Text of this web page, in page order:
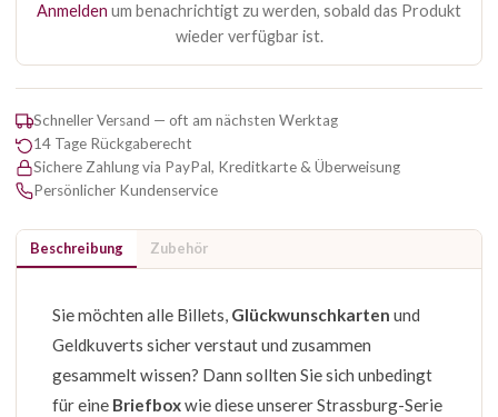
Anmelden um benachrichtigt zu werden, sobald das Produkt
wieder verfügbar ist.
Schneller Versand — oft am nächsten Werktag
14 Tage Rückgaberecht
Sichere Zahlung via PayPal, Kreditkarte & Überweisung
Persönlicher Kundenservice
Beschreibung Zubehör
Sie möchten alle Billets, Glückwunschkarten und
Geldkuverts sicher verstaut und zusammen
gesammelt wissen? Dann sollten Sie sich unbedingt
für eine Briefboxwie diese unserer Strassburg-Serie